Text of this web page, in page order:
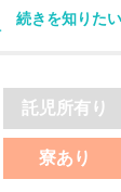
続きを知りた
託児所有り
寮あり